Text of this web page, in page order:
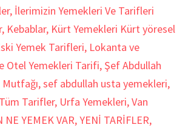
, İlerimizin Yemekleri Ve Tarifleri
, Kebablar, Kürt Yemekleri Kürt yöresel
Yemek Tarifleri, Lokanta ve
Otel Yemekleri Tarifi, Şef Abdullah
,sef abdullah usta yemekleri,
Tüm Tarifler, Urfa Yemekleri,Van
NE YEMEK VAR,YENİ TARİFLER,